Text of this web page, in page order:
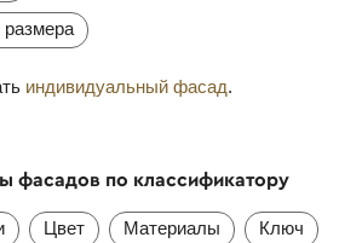
индивидуальный фасад.
фасадов по классификатору
Цвет Материалы Ключ